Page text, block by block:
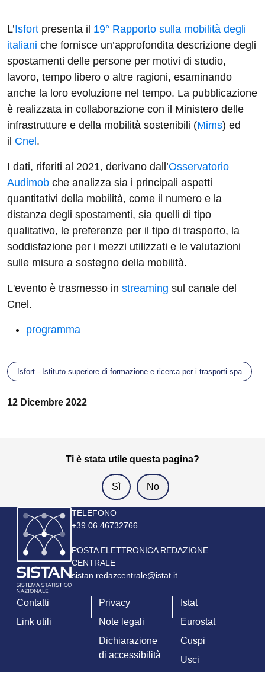
L’Isfort presenta il 19° Rapporto sulla mobilità degli
italiani che fornisce un’approfondita descrizione degli
spostamenti delle persone per motivi di studio,
lavoro, tempo libero o altre ragioni, esaminando
anche la loro evoluzione nel tempo. La pubblicazione
è realizzata in collaborazione con il Ministero delle
infrastrutture e della mobilità sostenibili (Mims) ed
il Cnel .
I dati, riferiti al 2021, derivano dall’Osservatorio
Audimob che analizza sia i principali aspetti
quantitativi della mobilità, come il numero e la
distanza degli spostamenti, sia quelli di tipo
qualitativo, le preferenze per il tipo di trasporto, la
soddisfazione per i mezzi utilizzati e le valutazioni
sulle misure a sostegno della mobilità.
L'evento è trasmesso in streaming sul canale del
Cnel.
programma
Isfort - Istituto superiore di formazione e ricerca per i trasporti spa
12 Dicembre 2022
Ti è stata utile questa pagina?
Immagine
TELEFONO
+39 06 46732766
POSTA ELETTRONICA REDAZIONE
CENTRALE
sistan.redazcentrale@istat.it
Contatti
Link utili
Privacy
Note legali
Dichiarazione
di accessibilità
Istat
Eurostat
Cuspi
Usci